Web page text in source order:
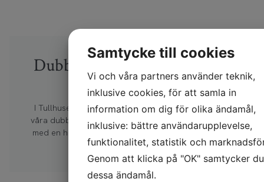
Dubbelrum med havsutsikt i
Tullhuset
I Tullhuset som ligger 150 m från Maritimhuset finns
våra dubbelrum med havsutsikt. Här bor du bekvämt
med en härlig vy över hamnen. Rummen är 16–20 m2
och har badrum med dusch.
Samtycke till cookies
Vi och våra partners använder teknik,
inklusive cookies, för att samla in
information om dig för olika ändamål,
inklusive: bättre användarupplevelse,
funktionalitet, statistik och
Genom att klicka på "OK" samtycker
dessa ändamål.